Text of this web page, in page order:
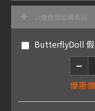
以優惠價加購商品
ButterflyDoll
優惠